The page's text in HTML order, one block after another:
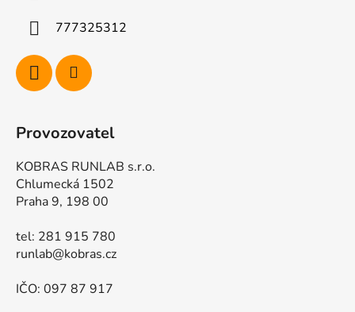
777325312
Provozovatel
KOBRAS RUNLAB s.r.o.
Chlumecká 1502
Praha 9, 198 00
tel: 281 915 780
runlab@kobras.cz
IČO: 097 87 917